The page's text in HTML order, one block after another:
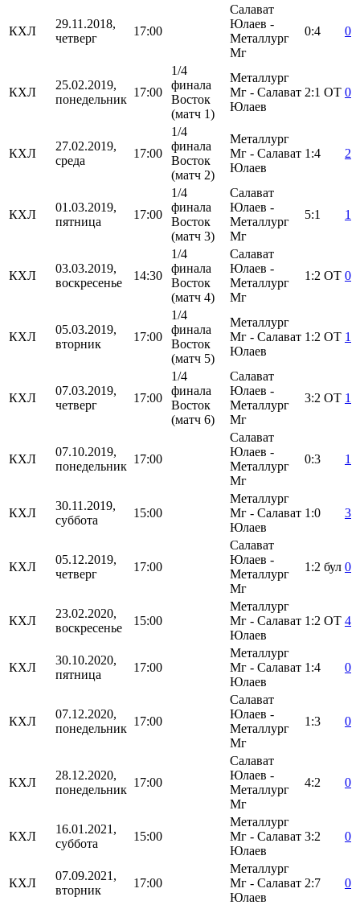
КХЛ
29.11.2018,
четверг
17:00
Салават
Юлаев -
Металлург
Мг
0:4 0
КХЛ
25.02.2019,
понедельник
17:00
1/4
финала
Восток
(матч 1)
Металлург
Мг - Салават
Юлаев
2:1 ОТ 0
КХЛ
27.02.2019,
среда
17:00
1/4
финала
Восток
(матч 2)
Металлург
Мг - Салават
Юлаев
1:4 2
КХЛ
01.03.2019,
пятница
17:00
1/4
финала
Восток
(матч 3)
Салават
Юлаев -
Металлург
Мг
5:1 1
КХЛ
03.03.2019,
воскресенье
14:30
1/4
финала
Восток
(матч 4)
Салават
Юлаев -
Металлург
Мг
1:2 ОТ 0
КХЛ
05.03.2019,
вторник
17:00
1/4
финала
Восток
(матч 5)
Металлург
Мг - Салават
Юлаев
1:2 ОТ 1
КХЛ
07.03.2019,
четверг
17:00
1/4
финала
Восток
(матч 6)
Салават
Юлаев -
Металлург
Мг
3:2 ОТ 1
КХЛ
07.10.2019,
понедельник
17:00
Салават
Юлаев -
Металлург
Мг
0:3 1
КХЛ
30.11.2019,
суббота
15:00
Металлург
Мг - Салават
Юлаев
1:0 3
КХЛ
05.12.2019,
четверг
17:00
Салават
Юлаев -
Металлург
Мг
1:2 бул 0
КХЛ
23.02.2020,
воскресенье
15:00
Металлург
Мг - Салават
Юлаев
1:2 ОТ 4
КХЛ
30.10.2020,
пятница
17:00
Металлург
Мг - Салават
Юлаев
1:4 0
КХЛ
07.12.2020,
понедельник
17:00
Салават
Юлаев -
Металлург
Мг
1:3 0
КХЛ
28.12.2020,
понедельник
17:00
Салават
Юлаев -
Металлург
Мг
4:2 0
КХЛ
16.01.2021,
суббота
15:00
Металлург
Мг - Салават
Юлаев
3:2 0
КХЛ
07.09.2021,
вторник
17:00
Металлург
Мг - Салават
Юлаев
2:7 0